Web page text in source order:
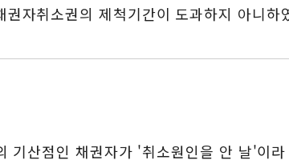
자취소권의 제척기간이 도과하지 아니하
기산점인 채권자가 '취소원인을 안 날'이